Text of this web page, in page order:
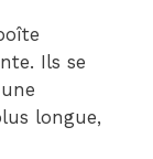
Ils se
longue,